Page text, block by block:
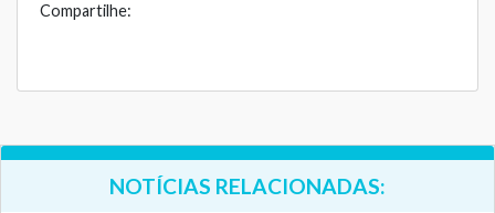
Compartilhe:
NOTÍCIAS RELACIONADAS: